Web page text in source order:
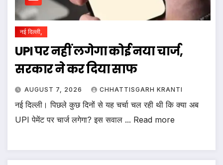
नई दिल्ली,
UPI पर नहीं लगेगा कोई नया चार्ज,
सरकार ने कर दिया साफ
AUGUST 7, 2026 CHHATTISGARH KRANTI
नई दिल्ली। पिछले कुछ दिनों से यह चर्चा चल रही थी कि क्या अब
UPI पेमेंट पर चार्ज लगेगा? इस सवाल ... Read more